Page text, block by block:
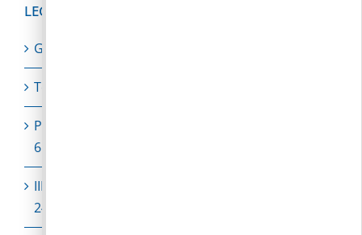
LEGUTÓBBI BEJEGYZÉSEK
Gyermekorvosi szabadságolás
Technikai szünet
Polgármesteri videójegyzet – 2026. augusztus
6.
III. fokú hőségriasztás augusztus 7. (péntek)
24:00-ig meghosszabbítva